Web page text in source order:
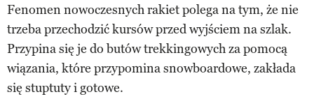
Fenomen nowoczesnych rakiet polega na tym, że nie
trzeba przechodzić kursów przed wyjściem na szlak.
Przypina się je do butów trekkingowych za pomocą
wiązania, które przypomina snowboardowe, zakłada
się stuptuty i gotowe.